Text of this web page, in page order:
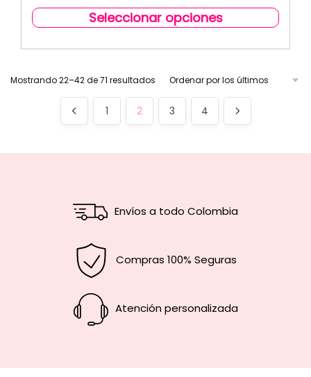
Seleccionar opciones
Mostrando 22–42 de 71 resultados
1 2 3 4
Envíos a todo Colombia
Compras 100% Seguras
Atención personalizada